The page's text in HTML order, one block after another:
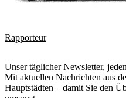
Rapporteur
Unser täglicher Newsletter,
Mit aktuellen Nachrichten aus
Hauptstädten – damit Sie den